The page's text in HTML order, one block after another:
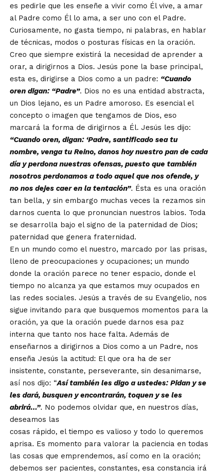
es pedirle que les enseñe a vivir como Él vive, a amar
al Padre como Él lo ama, a ser uno con el Padre.
Curiosamente, no gasta tiempo, ni palabras, en hablar
de técnicas, modos o posturas físicas en la oración.
Creo que siempre existirá la necesidad de aprender a
orar, a dirigirnos a Dios. Jesús pone la base principal,
esta es, dirigirse a Dios como a un padre: “Cuando
oren digan: “Padre”. Dios no es una entidad abstracta,
un Dios lejano, es un Padre amoroso. Es esencial el
concepto o imagen que tengamos de Dios, eso
marcará la forma de dirigirnos a Él. Jesús les dijo:
“Cuando oren, digan: ‘Padre, santificado sea tu
nombre, venga tu Reino, danos hoy nuestro pan de cada
día y perdona nuestras ofensas, puesto que también
nosotros perdonamos a todo aquel que nos ofende, y
no nos dejes caer en la tentación”. Ésta es una oración
tan bella, y sin embargo muchas veces la rezamos sin
darnos cuenta lo que pronuncian nuestros labios. Toda
se desarrolla bajo el signo de la paternidad de Dios;
paternidad que genera fraternidad.
En un mundo como el nuestro, marcado por las prisas,
lleno de preocupaciones y ocupaciones; un mundo
donde la oración parece no tener espacio, donde el
tiempo no alcanza ya que estamos muy ocupados en
las redes sociales. Jesús a través de su Evangelio, nos
sigue invitando para que busquemos momentos para la
oración, ya que la oración puede darnos esa paz
interna que tanto nos hace falta. Además de
enseñarnos a dirigirnos a Dios como a un Padre, nos
enseña Jesús la actitud: El que ora ha de ser
insistente, constante, perseverante, sin desanimarse,
así nos dijo: “Así también les digo a ustedes: Pidan y se
les dará, busquen y encontrarán, toquen y se les
abrirá…”. No podemos olvidar que, en nuestros días,
deseamos las
cosas rápido, el tiempo es valioso y todo lo queremos
aprisa. Es momento para valorar la paciencia en todas
las cosas que emprendemos, así como en la oración;
debemos ser pacientes, constantes, esa constancia irá